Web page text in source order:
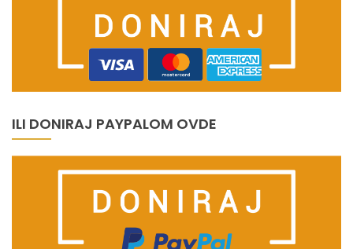
ILI DONIRAJ PAYPALOM OVDE